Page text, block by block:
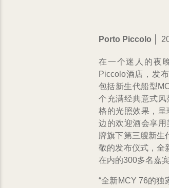
Porto Piccolo
在一个迷人的夜
Piccolo酒店，发
包括新生代船型
个充满经典意式
格的光照效果，
边的欢迎酒会享
牌旗下第三艘新生
敬的发布仪式，全
在内的300多名嘉
“全新MCY 76的独